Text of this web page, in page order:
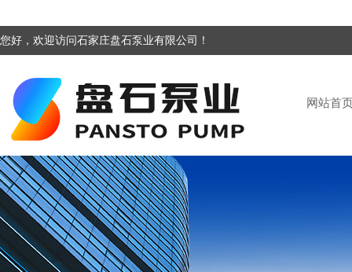
您好，欢迎访问石家庄盘石泵业有限公司！
网站首